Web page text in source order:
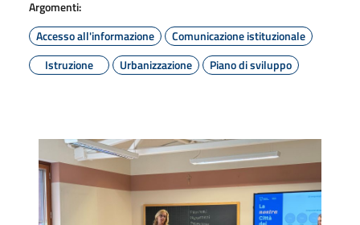
Argomenti:
Accesso all'informazione
Comunicazione istituzionale
Istruzione
Urbanizzazione Piano di sviluppo